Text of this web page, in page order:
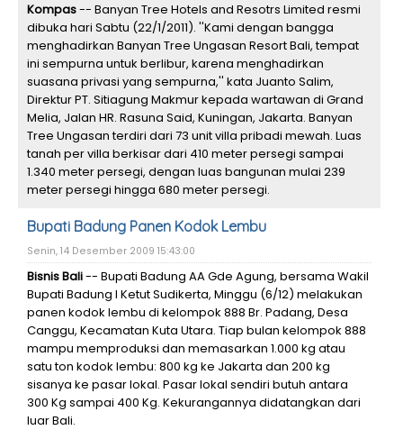
Kompas-- Banyan Tree Hotels and Resotrs Limited resmi
dibuka hari Sabtu (22/1/2011). ''Kami dengan bangga
menghadirkan Banyan Tree Ungasan Resort Bali, tempat
ini sempurna untuk berlibur, karena menghadirkan
suasana privasi yang sempurna,'' kata Juanto Salim,
Direktur PT. Sitiagung Makmur kepada wartawan di Grand
Melia, Jalan HR. Rasuna Said, Kuningan, Jakarta. Banyan
Tree Ungasan terdiri dari 73 unit villa pribadi mewah. Luas
tanah per villa berkisar dari 410 meter persegi sampai
1.340 meter persegi, dengan luas bangunan mulai 239
meter persegi hingga 680 meter persegi.
Bupati Badung Panen Kodok Lembu
Senin, 14 Desember 2009 15:43:00
Bisnis Bali-- Bupati Badung AA Gde Agung, bersama Wakil
Bupati Badung I Ketut Sudikerta, Minggu (6/12) melakukan
panen kodok lembu di kelompok 888 Br. Padang, Desa
Canggu, Kecamatan Kuta Utara. Tiap bulan kelompok 888
mampu memproduksi dan memasarkan 1.000 kg atau
satu ton kodok lembu: 800 kg ke Jakarta dan 200 kg
sisanya ke pasar lokal. Pasar lokal sendiri butuh antara
300 Kg sampai 400 Kg. Kekurangannya didatangkan dari
luar Bali.